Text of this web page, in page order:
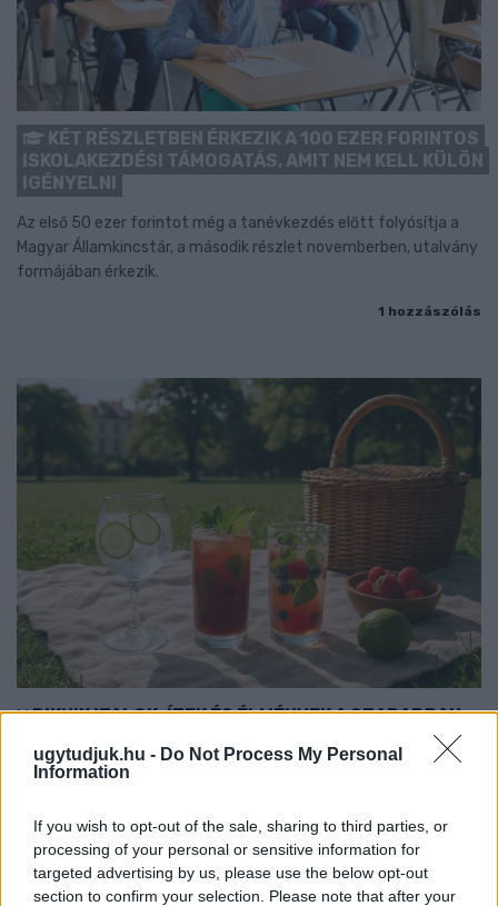
ugytudjuk.hu - Do Not Process My Personal
Information
If you wish to opt-out of the sale, sharing to third parties, or
processing of your personal or sensitive information for
targeted advertising by us, please use the below opt-out
section to confirm your selection. Please note that after your
KÉT RÉSZLETBEN ÉRKEZIK A 100 EZER FORINTOS
ISKOLAKEZDÉSI TÁMOGATÁS, AMIT NEM KELL KÜLÖN
IGÉNYELNI
Az első 50 ezer forintot még a tanévkezdés előtt folyósítja a
Magyar Államkincstár, a második részlet novemberben, utalvány
formájában érkezik.
1 hozzászólás
PIKNIK ITALOK: ÍZEK ÉS ÉLMÉNYEK A SZABADBAN
Ahogy tavaszodik és a nap egyre tovább marad velünk, sokaknak
támad kedve kirándulni a természetbe.
Szólj hozzá!